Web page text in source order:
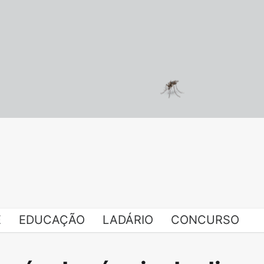
EDUCAÇÃO LADÁRIO CONCURSO